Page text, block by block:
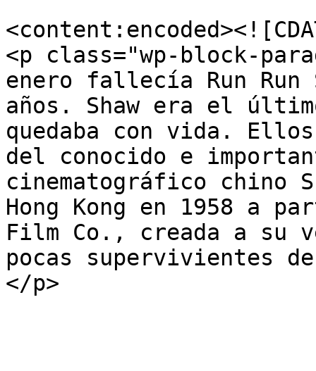
<p class="wp-block-
enero fallecía Run Run
años. Shaw era el
quedaba con vida.
del conocido e
cinematográfico chino
Hong Kong en 1958 a
Film Co., creada a su
pocas supervivientes
</p>